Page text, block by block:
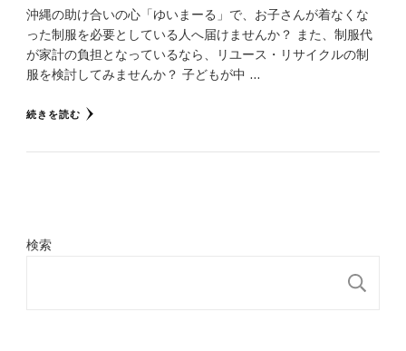
沖縄の助け合いの心「ゆいまーる」で、お子さんが着なくな
った制服を必要としている人へ届けませんか？ また、制服代
が家計の負担となっているなら、リユース・リサイクルの制
服を検討してみませんか？ 子どもが中 …
続きを読む
検索